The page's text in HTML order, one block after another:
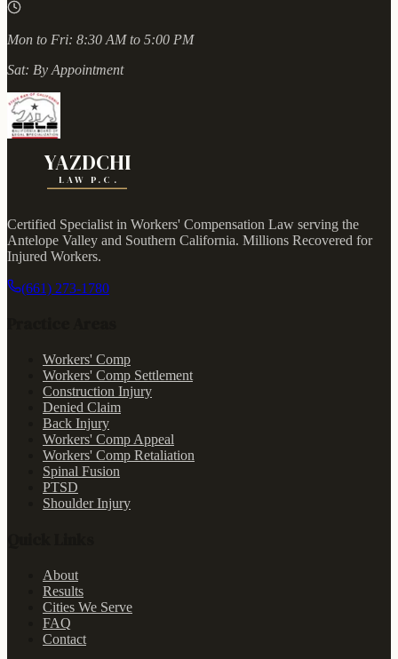
Mon to Fri: 8:30 AM to 5:00 PM
Sat: By Appointment
YAZDCHI
LAW P.C.
Certified Specialist in Workers' Compensation Law serving the
Antelope Valley and Southern California. Millions Recovered for
Injured Workers.
(661) 273-1780
Workers' Comp
Workers' Comp Settlement
Construction Injury
Denied Claim
Back Injury
Workers' Comp Appeal
Workers' Comp Retaliation
Spinal Fusion
PTSD
Shoulder Injury
About
Results
Cities We Serve
FAQ
Contact